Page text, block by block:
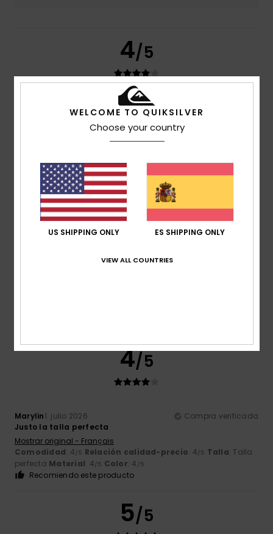
4/5
16. julio 2026
Compra verificada
Mostrar original - Deutsch
Relación calidad-precio
Recomiendo este producto
5 /5
4/5
Marylin1. julio 2026
Compra verificada
Justo la talla perfecta
Mostrar original - Français
Comodidad: 4/5 Relación calidad-precio: 4/5 Talla: Talla
perfecta Material: 4/5 Color: 4 /5
Recomiendo este producto
5/5
WELCOME TO QUIKSILVER
Choose your country
US SHIPPING ONLY ES SHIPPING ONLY
VIEW ALL COUNTRIES